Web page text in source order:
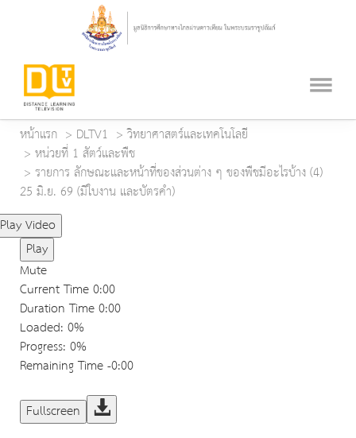
หน้าแรก DLTV1
วิทยาศาสตร์และเทคโนโลยี
หน่วยที่ 1 สัตว์และพืช
รายการ ลักษณะและหน้าที่ของส่วนต่าง ๆ ของพืชมีอะไรบ้าง (4)
25 มิ.ย. 69 (มีใบงาน และบัตรคำ)
Play Video
Play
Mute
Current Time0:00
Duration Time0:00
Loaded: 0%
Progress: 0%
Remaining Time-0:00
Fullscreen